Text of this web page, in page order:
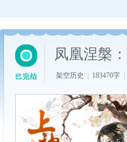
凤凰涅槃
架空历史 183470字